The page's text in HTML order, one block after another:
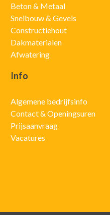
Beton & Metaal
Snelbouw & Gevels
Constructiehout
Dakmaterialen
Afwatering
Info
Algemene bedrijfsinfo
Contact & Openingsuren
Prijsaanvraag
Vacatures